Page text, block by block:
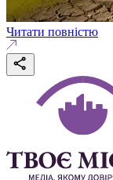
Читати повністю